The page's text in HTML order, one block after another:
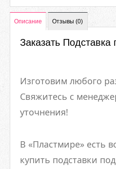
Описание Отзывы (0)
Заказать Подставка
Изготовим любого
Свяжитесь с
уточнения!
В «Пластмире» есть
купить подставки